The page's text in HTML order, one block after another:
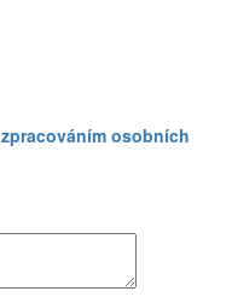
zpracováním osobních